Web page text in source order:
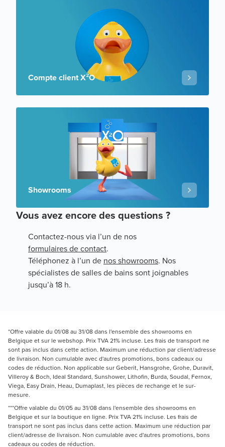
Compte client X²O
Showrooms
Vous avez encore des questions ?
Contactez-nous via l’un de nos
formulaires de contact.
Téléphonez à l’un de nos showrooms. Nos
spécialistes de salles de bains sont joignables
jusqu’à 18 h.
*Offre valable du 01/08 au 31/08 dans l'ensemble des showrooms en
Belgique et sur le webshop. Prix TVA 21% incluse. Les frais de transport ne
sont pas inclus dans cette action. Maximum une réduction par client/adresse
de livraison. Non cumulable avec d'autres promotions, bons cadeaux ou
codes de réduction. Non applicable sur Geberit, Hansgrohe, Grohe, Duravit,
Villeroy & Boch, Ideal Standard, Sunshower, Lithofin, Burda, Soudal, Fernox,
Viega, Easy Drain, Heau, Dumaplast, les pièces de rechange et le sur-
mesure.
***Offre valable du 01/05 au 31/08 dans l'ensemble des showrooms en
Belgique et sur la boutique en ligne. Prix TVA 21% incluse. Les frais de
transport ne sont pas inclus dans cette action. Maximum une réduction par
client/adresse de livraison. Non cumulable avec d'autres promotions, bons
cadeaux ou codes de réduction.